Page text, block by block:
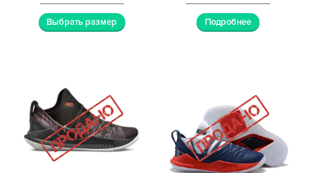
Выбрать размер Подробнее